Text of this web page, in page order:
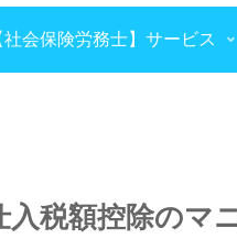
社会保険労務士】サービス
入税額控除のマ